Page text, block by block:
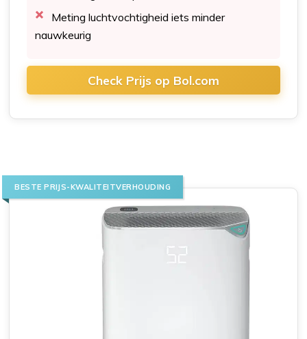
Meting luchtvochtigheid iets minder
nauwkeurig
Check Prijs op Bol.com
BESTE PRIJS-KWALITEITVERHOUDING